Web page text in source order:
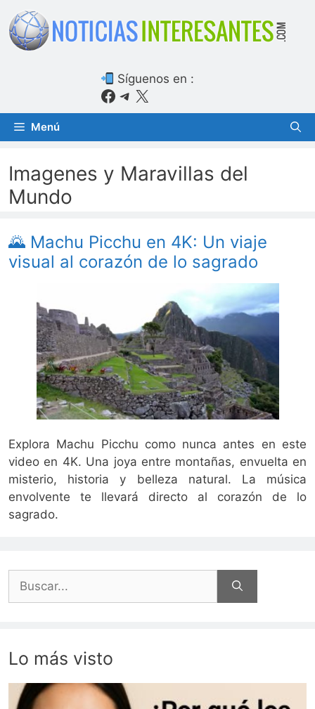
Saltar
contenido
Síguenos en :
Facebook
Telegram
X
Menú
Imagenes y Maravillas del
Mundo
🌄 Machu Picchu en 4K: Un viaje
visual al corazón de lo sagrado
Explora Machu Picchu como nunca antes en este
video en 4K. Una joya entre montañas, envuelta en
misterio, historia y belleza natural. La música
envolvente te llevará directo al corazón de lo
sagrado.
Lo más visto